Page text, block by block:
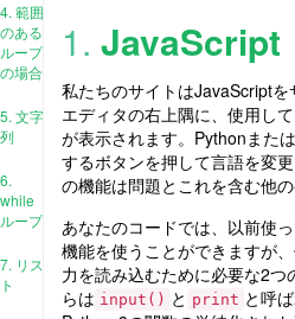
4. 範囲
のある
ループ
の場合
5. 文字
列
6.
while
ループ
7. リス
ト
1. JavaScript
私たちのサイトはJavaScript
エディタの右上隅に、使用し
が表示されます。Pythonまた
するボタンを押して言語を変
の機能は問題とこれを含む他
あなたのコードでは、以前使
機能を使うことができますが
力を読み込むために必要な2
らは input() と print と呼